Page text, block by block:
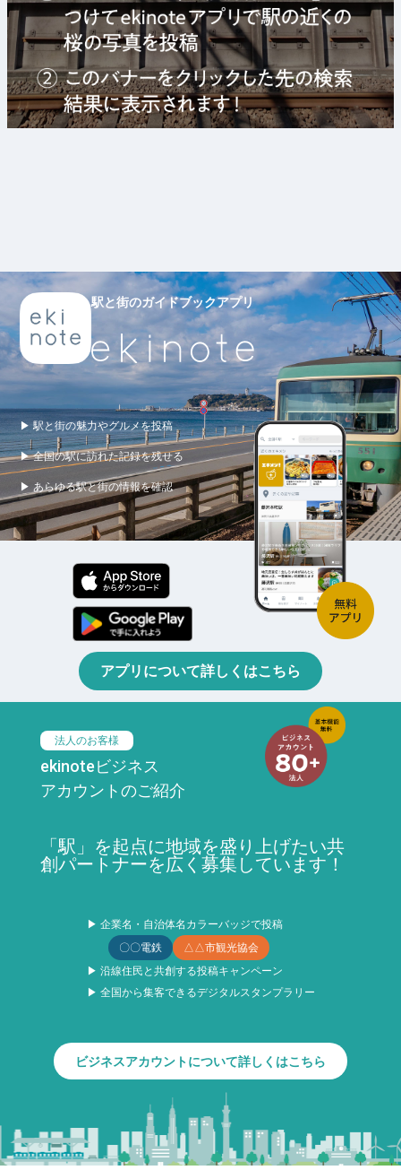
駅と街のガイドブックアプリ
▶ 駅と街の魅力やグルメを投稿
▶ 全国の駅に訪れた記録を残せる
▶ あらゆる駅と街の情報を確認
アプリについて詳しくはこちら
法人のお客様
ekinoteビジネス
アカウントのご紹介
「駅」を起点に地域を盛り上げたい共
創パートナーを広く募集しています！
▶ 企業名・自治体名カラーバッジで投稿
〇〇電鉄
△△市観光協会
▶ 沿線住民と共創する投稿キャンペーン
▶ 全国から集客できるデジタルスタンプラリー
ビジネスアカウントについて詳しくはこちら